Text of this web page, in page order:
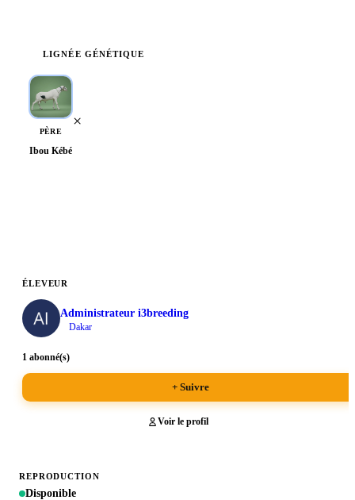
LIGNÉE GÉNÉTIQUE
PÈRE
Ibou Kébé
×
ÉLEVEUR
Administrateur i3breeding
Dakar
1 abonné(s)
+ Suivre
Voir le profil
REPRODUCTION
Disponible